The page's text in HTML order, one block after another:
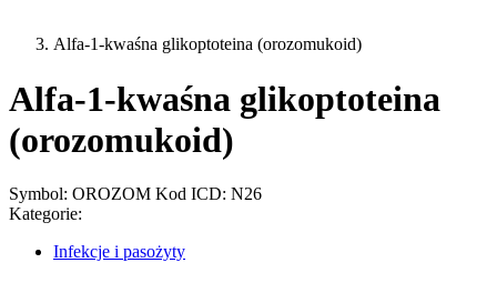
Alfa-1-kwaśna glikoptoteina (orozomukoid)
Alfa-1-kwaśna glikoptoteina
(orozomukoid)
Symbol: OROZOM Kod ICD: N26
Kategorie:
Infekcje i pasożyty